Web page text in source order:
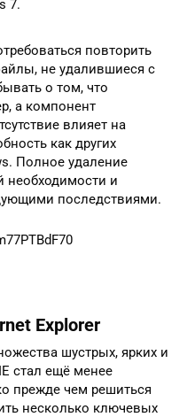
7.
повторить
не удалившиеся с
о том, что
а компонент
влияет на
как других
Полное удаление
необходимости и
последствиями.
Explorer
шустрых, ярких и
стал ещё менее
прежде чем решиться
несколько ключевых